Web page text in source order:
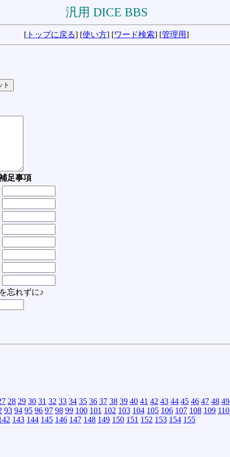
汎用 DICE BBS
[ トップに戻る] [使い方] [ワード検索] [管理用]
足事項
忘れずに♪
28 29 30 31 32 33 34 35 36 37 38 39 40 41 42 43 44 45 46 47 48 49
93 94 95 96 97 98 99 100 101 102 103 104 105 106 107 108 109 110
143 144 145 146 147 148 149 150 151 152 153 154 155